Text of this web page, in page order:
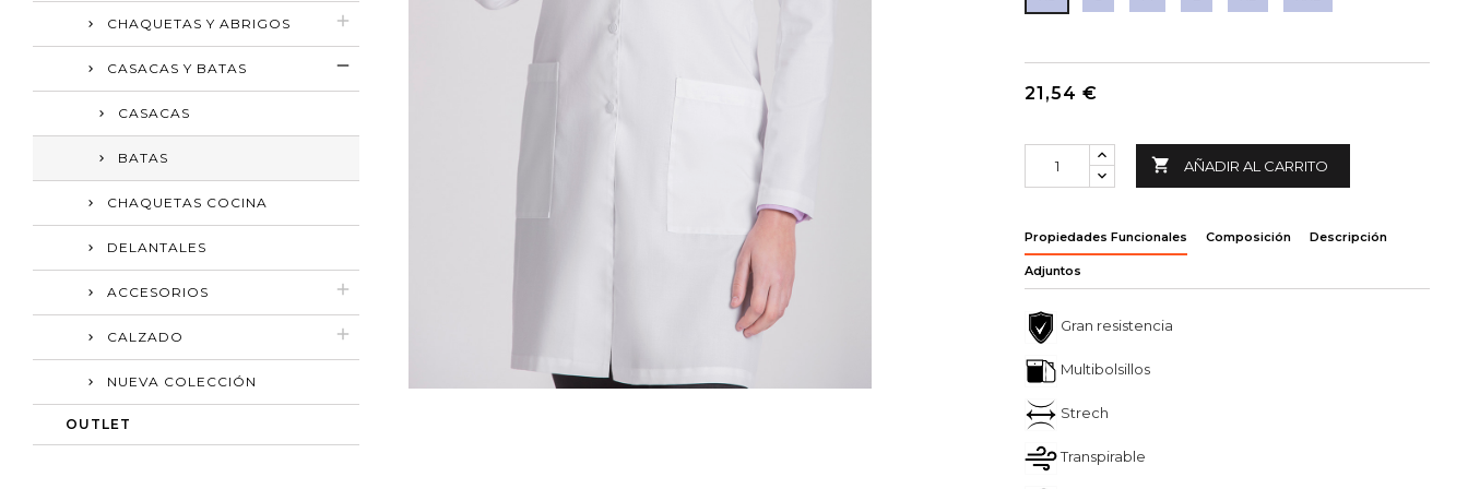
CHAQUETAS Y ABRIGOS
CASACAS Y BATAS
CASACAS
BATAS
CHAQUETAS COCINA
DELANTALES
ACCESORIOS
CALZADO
NUEVA COLECCIÓN
OUTLET
21,54 €
 AÑADIR AL CARRITO
Propiedades Funcionales Composición Descripción
Adjuntos
Gran resistencia
Multibolsillos
Strech
Transpirable